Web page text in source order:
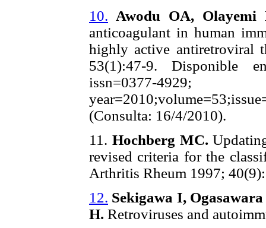
10. Awodu OA, Olayemi
anticoagulant in human
highly active antiretroviral
53(1):47-9. Disponible
issn=0377-4929;
(Consulta: 16/4/2010).
11. Hochberg MC.
revised criteria for the
Arthritis Rheum 1997;
12. Sekigawa I,
H. Retroviruses and